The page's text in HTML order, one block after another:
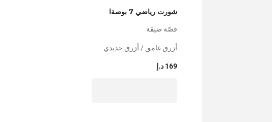
شورت رياضي 7 بوصةا
قصّة ضيقة
أزرق غامق / أزرق حديدي
169 د.إ